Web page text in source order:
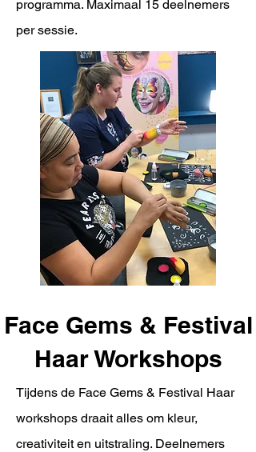
programma. Maximaal 15 deelnemers
per sessie.
Face Gems & Festival
Haar Workshops
Tijdens de Face Gems & Festival Haar
workshops draait alles om kleur,
creativiteit en uitstraling. Deelnemers